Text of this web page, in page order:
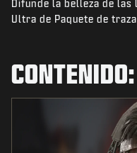
NOTICIAS
Difunde la belleza de las
Ultra de Paquete de
CONTENIDO: